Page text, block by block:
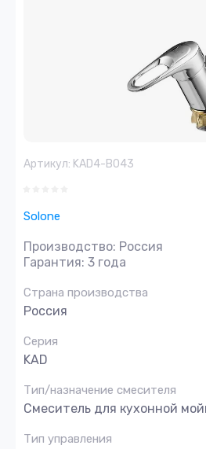
Артикул: KAD4-B043
Solone
Производство: Россия
Гарантия: 3 года
Страна производства
Россия
Серия
KAD
Тип/назначение смесителя
Смеситель для кухонной
Тип управления